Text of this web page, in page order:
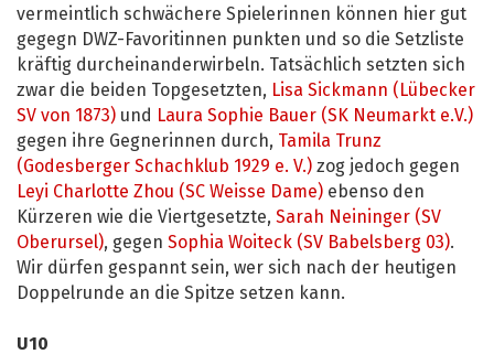
vermeintlich schwächere Spielerinnen können hier gut
gegegn DWZ-Favoritinnen punkten und so die Setzliste
kräftig durcheinanderwirbeln. Tatsächlich setzten sich
zwar die beiden Topgesetzten, Lisa Sickmann (Lübecker
SV von 1873) und
Laura Sophie Bauer (SK Neumarkt e.V.)
gegen ihre Gegnerinnen durch, Tamila Trunz
(Godesberger Schachklub 1929 e. V.) zog jedoch gegen
Leyi Charlotte Zhou (SC Weisse Dame) ebenso den
Kürzeren wie die Viertgesetzte, Sarah Neininger (SV
Oberursel), gegen Sophia Woiteck (SV Babelsberg 03).
Wir dürfen gespannt sein, wer sich nach der heutigen
Doppelrunde an die Spitze setzen kann.
U10